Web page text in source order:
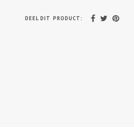
DEEL DIT PRODUCT: